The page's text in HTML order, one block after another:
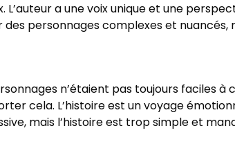
a une voix unique et une
personnages complexes et nuancés,
n’étaient pas toujours faciles à
cela. L’histoire est un voyage
mais l’histoire est trop simple et